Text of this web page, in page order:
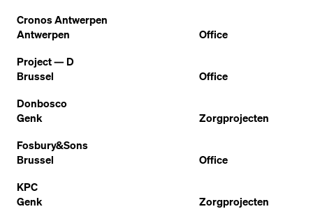
Cronos Antwerpen
Antwerpen
Office
Project — D
Brussel
Office
Donbosco
Genk
Zorgprojecten
Fosbury&Sons
Brussel
Office
KPC
Genk
Zorgprojecten